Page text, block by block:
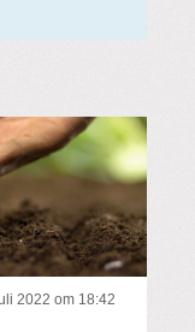
2022 om 18:42